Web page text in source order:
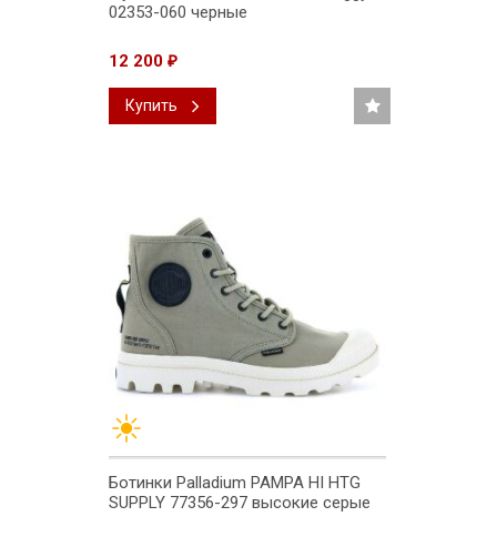
02353-060 черные
12 200 ₽
Купить
Ботинки Palladium PAMPA HI HTG
SUPPLY 77356-297 высокие серые